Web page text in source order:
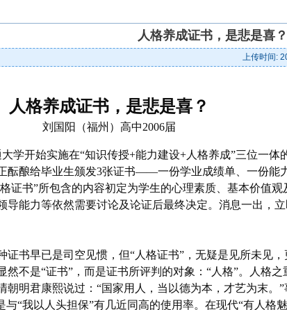
人格养成证书，是悲是喜
上传时间:
人格养成证书，是悲是喜？
刘国阳（福州）高中2006届
学开始实施在“知识传授+能力建设+人格养成”三位一体
酝酿给毕业生颁发3张证书——一份学业成绩单、一份能
证书”所包含的内容初定为学生的心理素质、基本价值观
导能力等依然需要讨论及论证后最终决定。消息一出，
书早已是司空见惯，但“人格证书”，无疑是见所未见，
然不是“证书”，而是证书所评判的对象：“人格”。人格之
朝明君康熙说过：“国家用人，当以德为本，才艺为末。”
与“我以人头担保”有几近同高的使用率。在现代“有人格